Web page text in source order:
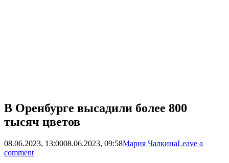
В Оренбурге высадили более 800
тысяч цветов
08.06.2023, 13:0008.06.2023, 09:58Мария ЧалкинаLeave a
comment